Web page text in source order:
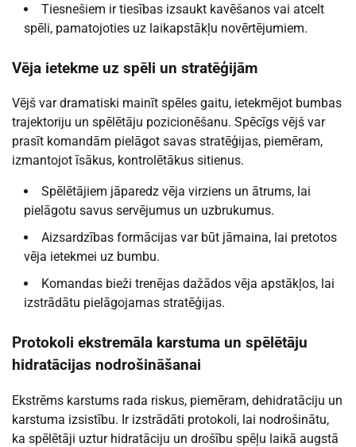
Tiesnešiem ir tiesības izsaukt kavēšanos vai atcelt
spēli, pamatojoties uz laikapstākļu novērtējumiem.
Vēja ietekme uz spēli un stratēģijām
Vējš var dramatiski mainīt spēles gaitu, ietekmējot bumbas
trajektoriju un spēlētāju pozicionēšanu. Spēcīgs vējš var
prasīt komandām pielāgot savas stratēģijas, piemēram,
izmantojot īsākus, kontrolētākus sitienus.
Spēlētājiem jāparedz vēja virziens un ātrums, lai
pielāgotu savus servējumus un uzbrukumus.
Aizsardzības formācijas var būt jāmaina, lai pretotos
vēja ietekmei uz bumbu.
Komandas bieži trenējas dažādos vēja apstākļos, lai
izstrādātu pielāgojamas stratēģijas.
Protokoli ekstremāla karstuma un spēlētāju
hidratācijas nodrošināšanai
Ekstrēms karstums rada riskus, piemēram, dehidratāciju un
karstuma izsistību. Ir izstrādāti protokoli, lai nodrošinātu,
ka spēlētāji uztur hidratāciju un drošību spēļu laikā augstā